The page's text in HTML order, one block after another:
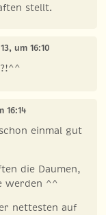
stellt.
um 16:10
16:14
einmal gut
die Daumen,
werden ^^
nettesten auf